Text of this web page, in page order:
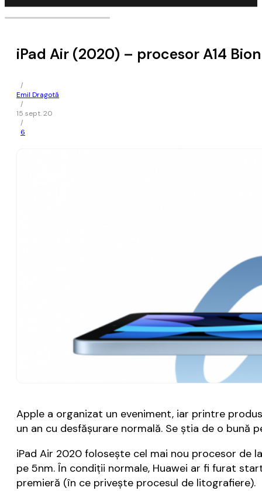
iPad Air (2020) – procesor A14
/
Emil Dragotă
/
15 sept. 20
/
6
Apple a organizat un eveniment, iar printre
un an cu desfășurare normală. Se știa de o bună
iPad Air 2020 folosește cel mai nou procesor de
pe 5nm. În condiții normale, Huawei ar fi furat
premieră (în ce privește procesul de litografiere).